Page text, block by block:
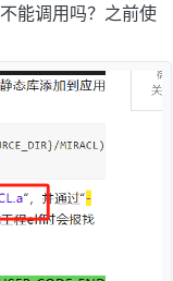
能调用吗？之前使